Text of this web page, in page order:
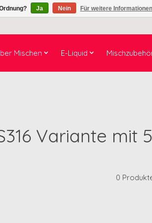
Mischen E-Liquid
Variante mit
0
Ja Nein Für weitere